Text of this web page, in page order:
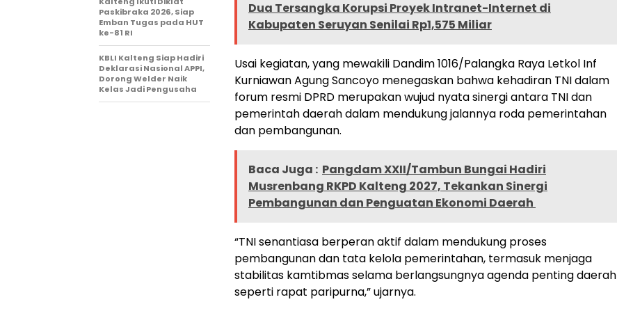
Dua Tersangka Korupsi Proyek Intranet-Internet di
Kabupaten Seruyan Senilai Rp1,575 Miliar
Usai kegiatan, yang mewakili Dandim 1016/Palangka Raya Letkol Inf
Kurniawan Agung Sancoyo menegaskan bahwa kehadiran TNI dalam
forum resmi DPRD merupakan wujud nyata sinergi antara TNI dan
pemerintah daerah dalam mendukung jalannya roda pemerintahan
dan pembangunan.
Baca Juga : Pangdam XXII/Tambun Bungai Hadiri
Musrenbang RKPD Kalteng 2027, Tekankan Sinergi
Pembangunan dan Penguatan Ekonomi Daerah
“TNI senantiasa berperan aktif dalam mendukung proses
pembangunan dan tata kelola pemerintahan, termasuk menjaga
stabilitas kamtibmas selama berlangsungnya agenda penting daerah
seperti rapat paripurna,” ujarnya.
Paskibraka 2026, Siap
Emban Tugas pada HUT
ke-81 RI
KBLI Kalteng Siap Hadiri
Deklarasi Nasional APPI,
Dorong Welder Naik
Kelas Jadi Pengusaha